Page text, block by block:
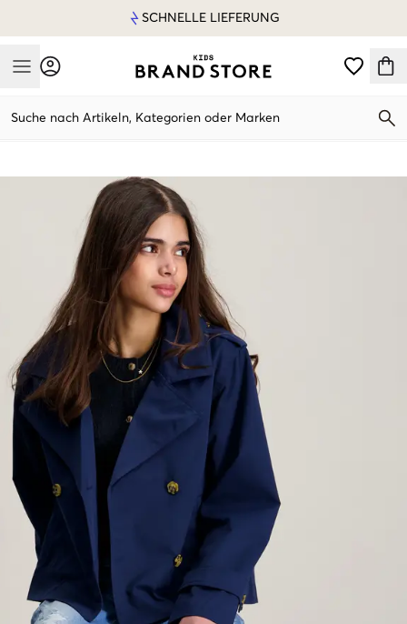
SCHNELLE LIEFERUNG
Mobile Menu
Suche nach Artikeln, Kategorien oder Marken